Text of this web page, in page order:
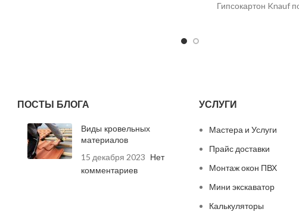
Гипсокартон Knauf
ПОСТЫ БЛОГА
Виды кровельных
материалов
15 декабря 2023 Нет
комментариев
УСЛУГИ
Мастера и Услуги
Прайс доставки
Монтаж окон ПВХ
Мини экскаватор
Калькуляторы